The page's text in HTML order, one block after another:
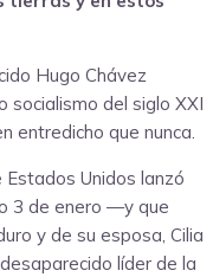
Hugo Chávez
socialismo del siglo XXI
entredicho que nunca.
Unidos lanzó
3 de enero —y que
y de su esposa, Cilia
líder de la